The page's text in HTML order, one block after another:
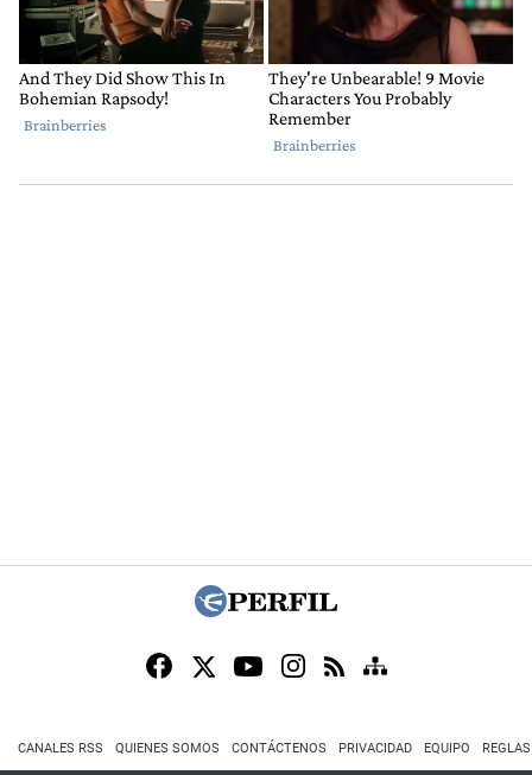
CANALES RSS QUIENES SOMOS CONTÁCTENOS PRIVACIDAD EQUIPO